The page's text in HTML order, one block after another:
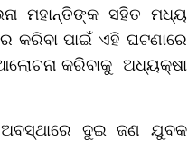
ମହାନ୍ତିଙ୍କ ସହିତ ମଧ୍ୟ
କରିବା ପାଇଁ ଏହି ଘଟଣାରେ
କରିବାକୁ ଅଧ୍ୟକ୍ଷା
ଅବସ୍ଥାରେ ଦୁଇ ଜଣ ଯୁବକ